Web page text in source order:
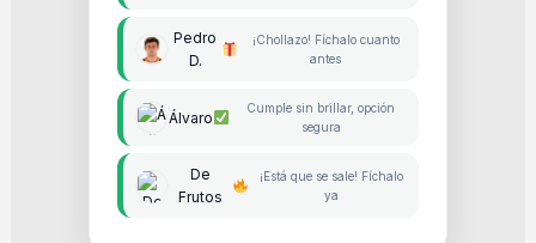
Pedro
D.
¡Chollazo! Fíchalo cuanto
antes
Álvaro
Cumple sin brillar, opción
segura
De
Frutos
¡Está que se sale! Fíchalo
ya